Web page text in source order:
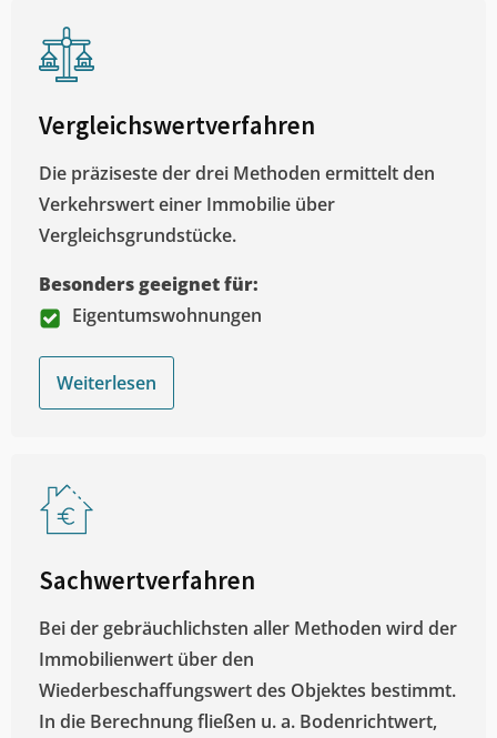
Vergleichswertverfahren
Die präziseste der drei Methoden ermittelt den
Verkehrswert einer Immobilie über
Vergleichsgrundstücke.
Besonders geeignet für:
Eigentumswohnungen
Weiterlesen
Sachwertverfahren
Bei der gebräuchlichsten aller Methoden wird der
Immobilienwert über den
Wiederbeschaffungswert des Objektes bestimmt.
In die Berechnung fließen u. a. Bodenrichtwert,